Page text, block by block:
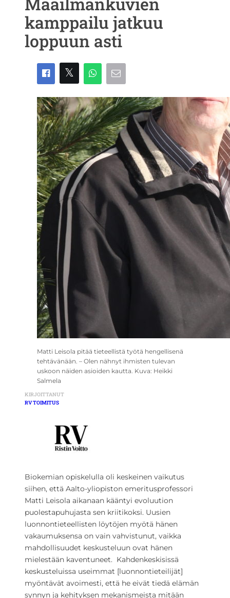
kamppailu jatkuu
loppuun asti
Matti Leisola pitää tieteellistä työtä hengellisenä
tehtävänään. – Olen nähnyt ihmisten tulevan
uskoon näiden asioiden kautta. Kuva: Heikki
Salmela
KIRJOITTANUT
RV TOIMITUS
Biokemian opiskelulla oli keskeinen vaikutus
siihen, että Aalto-yliopiston emeritusprofessori
Matti Leisola aikanaan kääntyi evoluution
puolestapuhujasta sen kriitikoksi. Uusien
luonnontieteellisten löytöjen myötä hänen
vakaumuksensa on vain vahvistunut, vaikka
mahdollisuudet keskusteluun ovat hänen
mielestään kaventuneet.  Kahdenkeskisissä
keskusteluissa useimmat [luonnontieteilijät]
myöntävät avoimesti, että he eivät tiedä elämän
synnyn ja kehityksen mekanismeista mitään